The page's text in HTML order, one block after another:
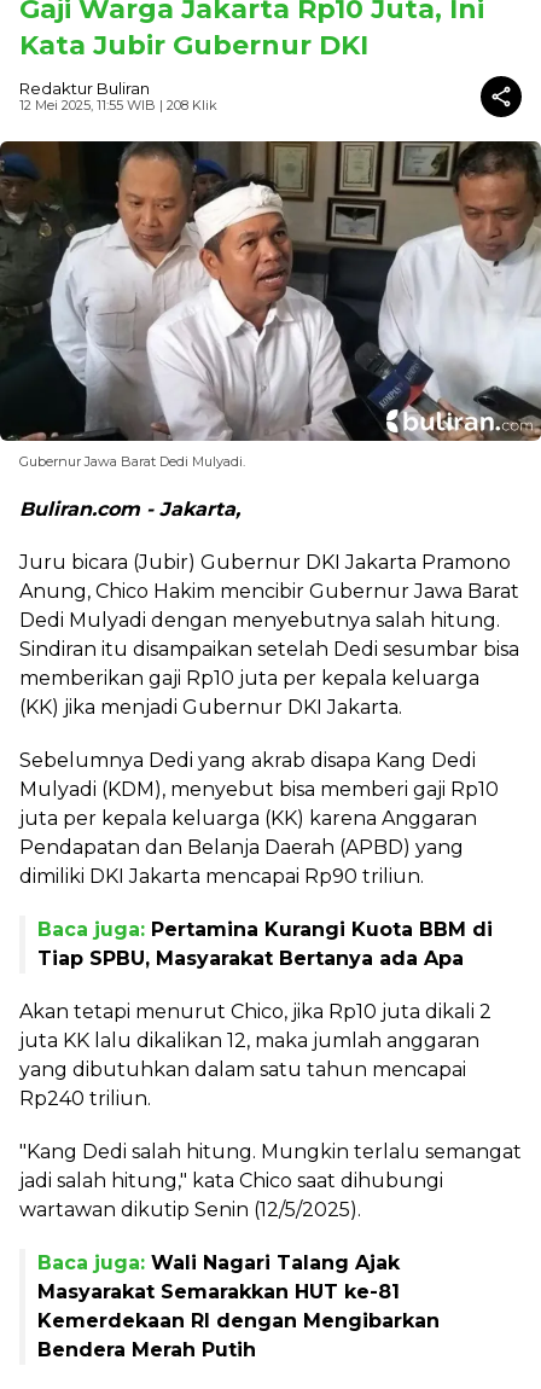
Gaji Warga Jakarta Rp10 Juta, Ini
Kata Jubir Gubernur DKI
Redaktur Buliran
12 Mei 2025, 11:55 WIB | 208 Klik
Gubernur Jawa Barat Dedi Mulyadi.
Buliran.com - Jakarta,
Juru bicara (Jubir) Gubernur DKI Jakarta Pramono
Anung, Chico Hakim mencibir Gubernur Jawa Barat
Dedi Mulyadi dengan menyebutnya salah hitung.
Sindiran itu disampaikan setelah Dedi sesumbar bisa
memberikan gaji Rp10 juta per kepala keluarga
(KK) jika menjadi Gubernur DKI Jakarta.
Sebelumnya Dedi yang akrab disapa Kang Dedi
Mulyadi (KDM), menyebut bisa memberi gaji Rp10
juta per kepala keluarga (KK) karena Anggaran
Pendapatan dan Belanja Daerah (APBD) yang
dimiliki DKI Jakarta mencapai Rp90 triliun.
Baca juga: Pertamina Kurangi Kuota BBM di
Tiap SPBU, Masyarakat Bertanya ada Apa
Akan tetapi menurut Chico, jika Rp10 juta dikali 2
juta KK lalu dikalikan 12, maka jumlah anggaran
yang dibutuhkan dalam satu tahun mencapai
Rp240 triliun.
"Kang Dedi salah hitung. Mungkin terlalu semangat
jadi salah hitung," kata Chico saat dihubungi
wartawan dikutip Senin (12/5/2025).
Baca juga: Wali Nagari Talang Ajak
Masyarakat Semarakkan HUT ke-81
Kemerdekaan RI dengan Mengibarkan
Bendera Merah Putih